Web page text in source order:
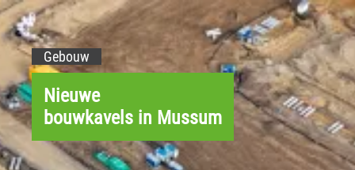
Gebouw
Nieuwe
bouwkavels in Mussum